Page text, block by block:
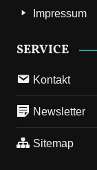
Impressum
SERVICE
Kontakt
Newsletter
Sitemap